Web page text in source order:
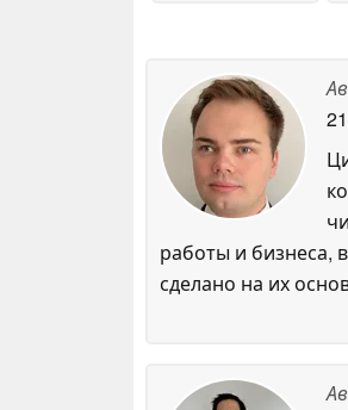
работы и бизнеса,
сделано на их